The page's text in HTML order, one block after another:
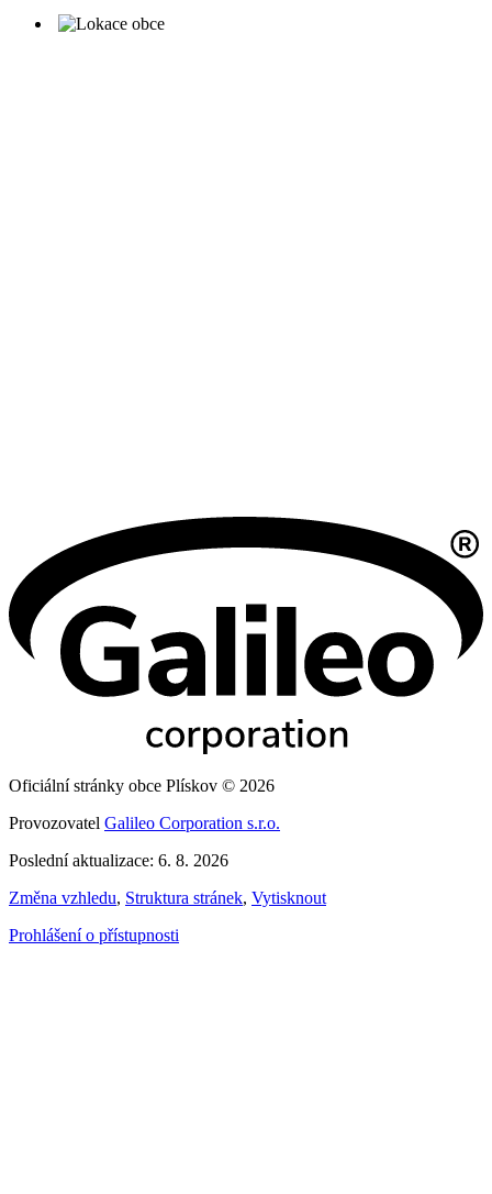
Oficiální stránky obce Plískov © 2026
Provozovatel Galileo Corporation s.r.o.
Poslední aktualizace: 6. 8. 2026
Změna vzhledu, Struktura stránek, Vytisknout
Prohlášení o přístupnosti